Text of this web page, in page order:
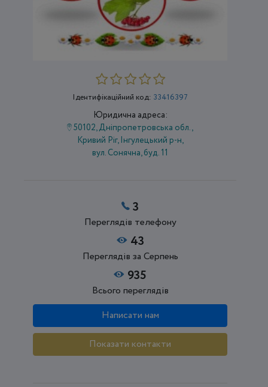
Ідентифікаційний код: 33416397
Юридична адреса:
50102, Дніпропетровська обл.,
Кривий Ріг, Інгулецький р-н,
вул. Сонячна, буд. 11
3
Переглядів телефону
43
Переглядів за Серпень
935
Всього переглядів
Написати нам
Показати контакти